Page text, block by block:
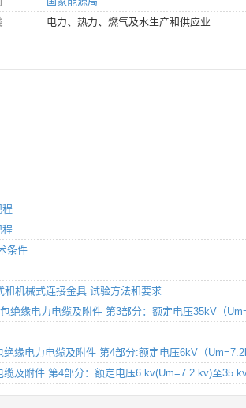
电力、热力、燃气及水生产和供应业
程
程
条件
机械式连接金具 试验方法和要求
缘电力电缆及附件 第3部分：额定电压35kV（
缘电力电缆及附件 第4部分:额定电压6kV（
及附件 第4部分：额定电压6 kv(Um=7.2 kv)至35